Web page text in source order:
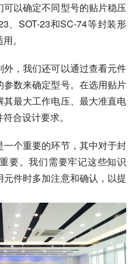
以确定不同型号的贴片稳压
、SOT-23和SC-74等封装形
。
，我们还可以通过查看元件
数来确定型号。在选用贴片
最大工作电压、最大准直电
合设计要求。
个重要的环节，其中对于封
要。我们需要牢记这些知识
元件时多加注意和确认，以提